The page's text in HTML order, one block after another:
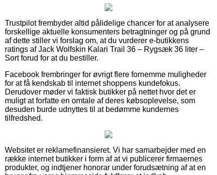
Trustpilot frembyder altid pålidelige chancer for at analysere
forskellige aktuelle konsumenters betragtninger og på grund
af dette stiller vi forslag om, at du vurderer e-butikkens
ratings af Jack Wolfskin Kalari Trail 36 – Rygsæk 36 liter –
Sort forud for at du bestiller.
Facebook frembringer for øvrigt flere fornemme muligheder
for at få kendskab til internet shoppens kundefokus.
Derudover møder vi faktisk butikker på nettet hvor det er
muligt at forfatte en omtale af deres købsoplevelse, som
desuden burde udnyttes til at bedømme kundernes
tilfredshed.
Websitet er reklamefinansieret. Vi har samarbejder med en
række internet butikker i form af at vi publicerer firmaernes
produkter, og indtjener honorar under forudsætning af at en